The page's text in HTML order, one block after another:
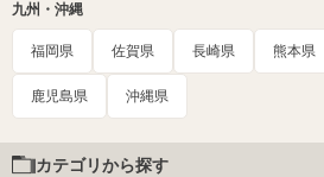
九州・沖縄
福岡県 佐賀県 長崎県 熊本県
鹿児島県 沖縄県
カテゴリから探す